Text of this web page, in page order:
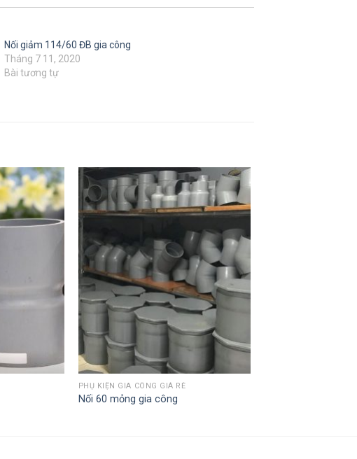
Nối giảm 114/60 ĐB gia công
Tháng 7 11, 2020
Bài tương tự
PHỤ KIỆN GIA CÔNG GIÁ RẺ
Nối 60 mỏng gia công